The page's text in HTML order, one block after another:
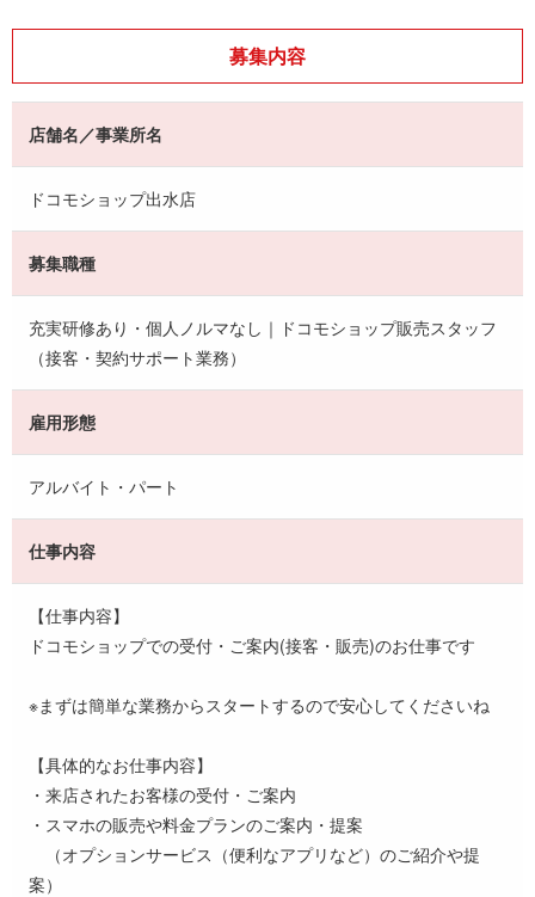
募集内容
店舗名／事業所名
ドコモショップ出水店
募集職種
充実研修あり・個人ノルマなし｜ドコモショップ販売スタッフ
（接客・契約サポート業務）
雇用形態
アルバイト・パート
仕事内容
【仕事内容】
ドコモショップでの受付・ご案内(接客・販売)のお仕事です
※まずは簡単な業務からスタートするので安心してくださいね
【具体的なお仕事内容】
・来店されたお客様の受付・ご案内
・スマホの販売や料金プランのご案内・提案
（オプションサービス（便利なアプリなど）のご紹介や提
案）